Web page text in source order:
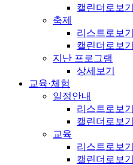
캘린더로보기
축제
리스트로보기
캘린더로보기
지난 프로그램
상세보기
교육·체험
일정안내
리스트로보기
캘린더로보기
교육
리스트로보기
캘린더로보기